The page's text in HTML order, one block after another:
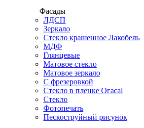
Фасады
ЛДСП
Зеркало
Стекло крашенное Лакобель
МДФ
Глянцевые
Матовое стекло
Матовое зеркало
С фрезеровкой
Стекло в пленке Огасаl
Стекло
Фотопечать
Пескоструйный рисунок